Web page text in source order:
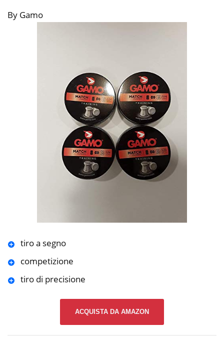
By Gamo
tiro a segno
competizione
tiro di precisione
ACQUISTA DA AMAZON